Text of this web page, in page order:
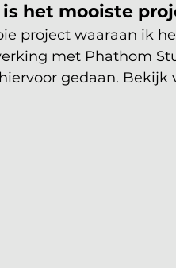
is het mooiste
project waaraan ik
met Phathom
gedaan.